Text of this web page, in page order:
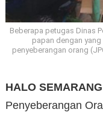
Beberapa petugas Dinas
papan dengan
penyeberangan orang
HALO
Penyeberangan